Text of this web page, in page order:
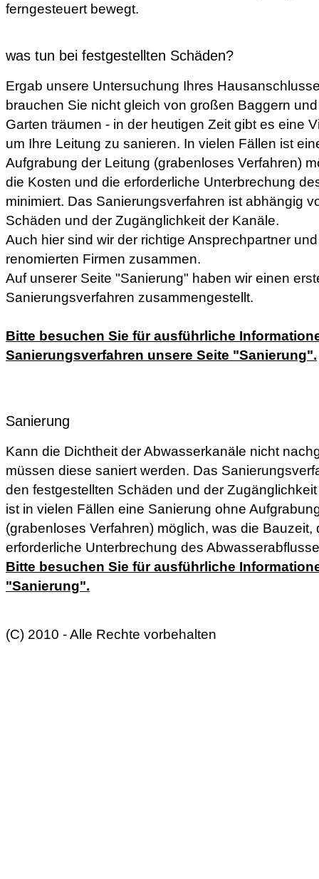
ferngesteuert bewegt.
was tun bei festgestellten Schäden?
Ergab unsere Untersuchung Ihres
brauchen Sie nicht gleich von großen Baggern
Garten träumen - in der heutigen Zeit gibt es eine
um Ihre Leitung zu sanieren. In vielen Fällen ist
Aufgrabung der Leitung (grabenloses Verfahren)
die Kosten und die erforderliche Unterbrechung
minimiert. Das Sanierungsverfahren ist abhängig
Schäden und der Zugänglichkeit der Kanäle.
Auch hier sind wir der richtige Ansprechpartner
renomierten Firmen zusammen.
Auf unserer Seite "Sanierung" haben wir einen
Sanierungsverfahren zusammengestellt.
Bitte besuchen Sie für ausführliche
Sanierungsverfahren unsere Seite "Sanierung".
Sanierung
Kann die Dichtheit der Abwasserkanäle nicht
müssen diese saniert werden. Das
den festgestellten Schäden und der
ist in vielen Fällen eine Sanierung ohne
(grabenloses Verfahren) möglich, was die Bauzeit,
erforderliche Unterbrechung des
Bitte besuchen Sie für ausführliche
"Sanierung".
(C) 2010 - Alle Rechte vorbehalten